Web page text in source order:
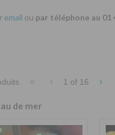
email ou par téléphone au 01
« ‹ 1 of 16 ›
de mer